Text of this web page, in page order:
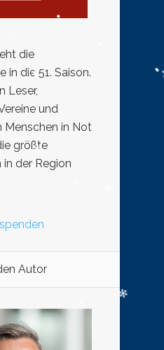
die
in die 51. Saison.
Leser,
und
Menschen in Not
größte
der Region
Autor